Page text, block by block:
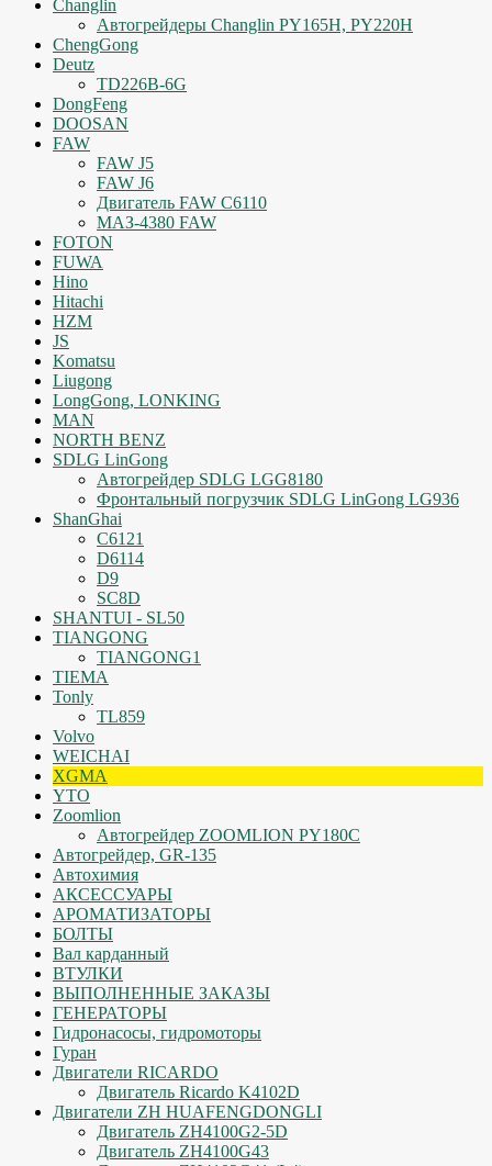
Changlin
Автогрейдеры Changlin PY165H, PY220H
ChengGong
Deutz
TD226B-6G
DongFeng
DOOSAN
FAW
FAW J5
FAW J6
Двигатель FAW C6110
МАЗ-4380 FAW
FOTON
FUWA
Hino
Hitachi
HZM
JS
Komatsu
Liugong
LongGong, LONKING
MAN
NORTH BENZ
SDLG LinGong
Автогрейдер SDLG LGG8180
Фронтальный погрузчик SDLG LinGong LG936
ShanGhai
C6121
D6114
D9
SC8D
SHANTUI - SL50
TIANGONG
TIANGONG1
TIEMA
Tonly
TL859
Volvo
WEICHAI
XGMA
YTO
Zoomlion
Автогрейдер ZOOMLION PY180C
Автогрейдер, GR-135
Автохимия
АКСЕССУАРЫ
АРОМАТИЗАТОРЫ
БОЛТЫ
Вал карданный
ВТУЛКИ
ВЫПОЛНЕННЫЕ ЗАКАЗЫ
ГЕНЕРАТОРЫ
Гидронасосы, гидромоторы
Гуран
Двигатели RICARDO
Двигатель Ricardo K4102D
Двигатели ZH HUAFENGDONGLI
Двигатель ZH4100G2-5D
Двигатель ZH4100G43